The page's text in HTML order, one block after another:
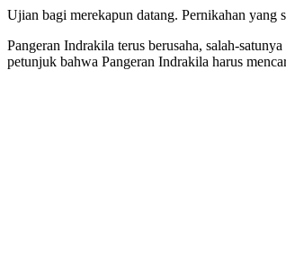
Ujian bagi merekapun datang. Pernikahan yang
Pangeran Indrakila terus berusaha, salah-
petunjuk bahwa Pangeran Indrakila harus